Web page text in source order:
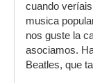
cuando
musica
nos guste la
asociamos.
Beatles, que